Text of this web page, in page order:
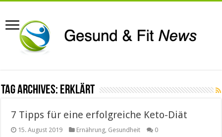
Tag Archives: erklärt
7 Tipps für eine erfolgreiche Keto-Diät
15. August 2019 Ernährung Gesundheit 0